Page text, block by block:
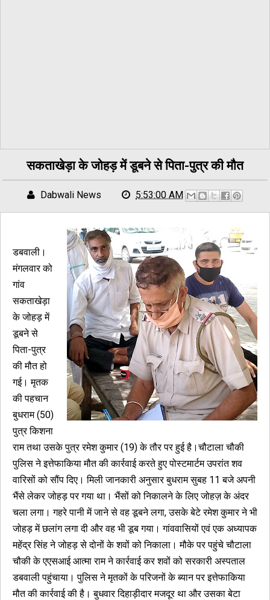
सकताखेड़ा के जोहड़ में डूबने से पिता-पुत्र की मौत
Dabwali News 5:53:00 AM
डबवाली।
मंगलवार को
गांव
सकताखेड़ा
के जोहड़ में
डूबने से
पिता-पुत्र
की मौत हो
गई। मृतक
की पहचान
बुधराम (50)
पुत्र किशना
राम तथा उसके पुत्र रमेश कुमार (19) के तौर पर हुई है।चौटाला चौकी
पुलिस ने इत्तेफाकिया मौत की कार्रवाई करते हुए पोस्टमार्टम उपरांत शव
वारिसों को सौंप दिए। मिली जानकारी अनुसार बुधराम सुबह 11 बजे अपनी
भैंसे लेकर जोहड़ पर गया था। भैंसों को निकालने के लिए जोहज़ के अंदर
चला लगा। गहरे पानी में जाने से वह डूबने लगा, उसके बेटे रमेश कुमार ने भी
जोहड़ में छलांग लगा दी और वह भी डूब गया। गांववासियों एवं एक अध्यापक
महेंद्र सिंह ने जोहड़ से दोनों के शवों को निकाला। मौके पर पहुंचे चौटाला
चौकी के एएसआई आत्मा राम ने कार्रवाई कर शवों को सरकारी अस्पताल
डबवाली पहुंचाया। पुलिस ने मृतकों के परिजनों के ब्यान पर इत्तेफाकिया
मौत की कार्रवाई की है। बुधवार दिहाड़ीदार मजदूर था और उसका बेटा